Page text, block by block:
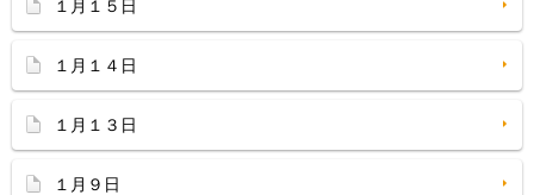
１月１５日
１月１４日
１月１３日
１月９日